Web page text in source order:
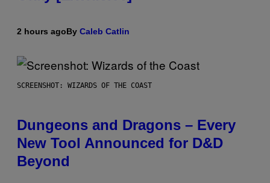
2 hours agoBy Caleb Catlin
SCREENSHOT: WIZARDS OF THE COAST
Dungeons and Dragons – Every
New Tool Announced for D&D
Beyond